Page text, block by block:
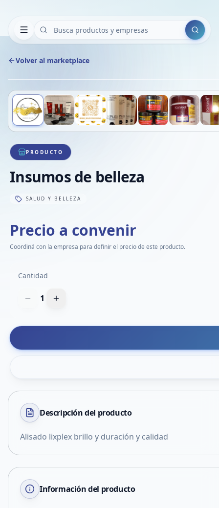
Buscar
Volver al marketplace
1/18
PRODUCTO
Insumos de belleza
SALUD Y BELLEZA
Precio a convenir
Coordiná con la empresa para definir el precio de este producto.
Cantidad
1
Descripción del producto
Alisado lixplex brillo y duración y calidad
Información del producto